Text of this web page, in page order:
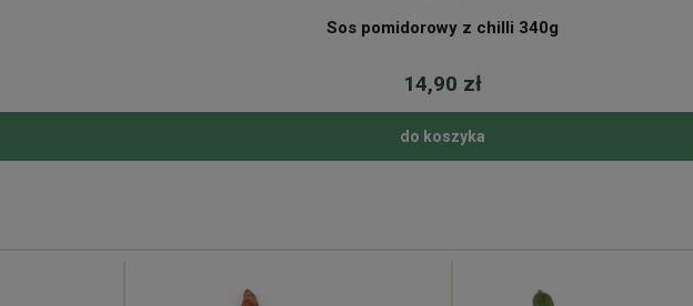
Sos pomidorowy z chilli 340g
14,90 zł
do koszyka